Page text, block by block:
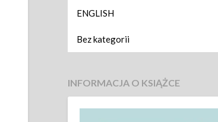
ENGLISH
Bez kategorii
INFORMACJA O KSIĄŻCE